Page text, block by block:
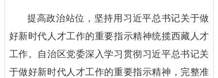
提高政治站位，坚持用习近平总书记关于做
好新时代人才工作的重要指示精神统揽西藏人才
工作。自治区党委深入学习贯彻习近平总书记关
于做好新时代人才工作的重要指示精神，完整准